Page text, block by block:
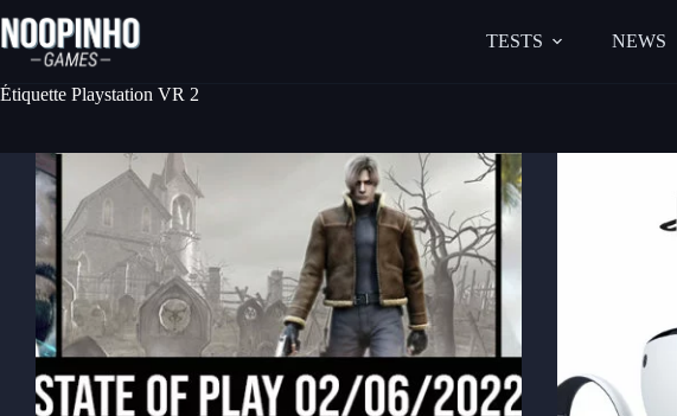
au
contenu
TESTS NEWS
Étiquette Playstation VR 2